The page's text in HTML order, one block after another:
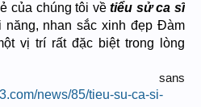
của chúng tôi vềtiểu sử ca sĩ
năng, nhan sắc xinh đẹp Đàm
vị trí rất đặc biệt trong lòng
sans
news/85/tieu-su-ca-si-